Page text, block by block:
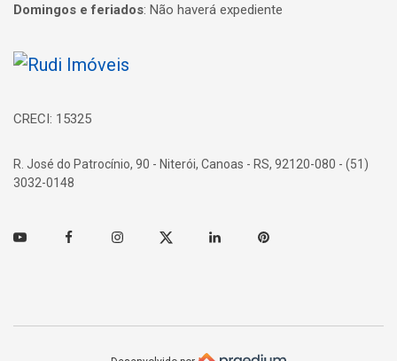
Domingos e feriados: Não haverá expediente
Página inicial
CRECI: 15325
R. José do Patrocínio, 90 - Niterói, Canoas - RS, 92120-080 - (51)
3032-0148
Youtube FacebookInstagramTwitter Linkedin Pinterest